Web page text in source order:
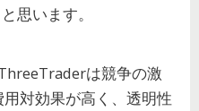
思います。
は競争の激
対効果が高く、透明性